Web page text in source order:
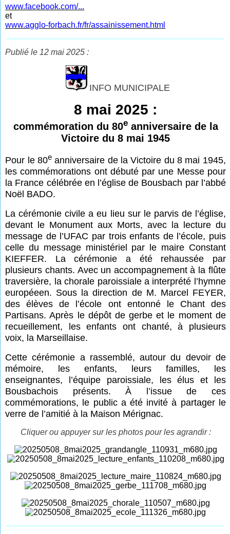
www.facebook.com/...
et
www.agglo-forbach.fr/fr/assainissement.html
Publié le 12 mai 2025 :
INFO MUNICIPALE
8 mai 2025 :
commémoration du 80eanniversaire de la
Victoire du 8 mai 1945
Pour le 80eanniversaire de la Victoire du 8 mai 1945,
les commémorations ont débuté par une Messe pour
la France célébrée en l’église de Bousbach par l’abbé
Noël BADO.
La cérémonie civile a eu lieu sur le parvis de l’église,
devant le Monument aux Morts, avec la lecture du
message de l’UFAC par trois enfants de l’école, puis
celle du message ministériel par le maire Constant
KIEFFER. La cérémonie a été rehaussée par
plusieurs chants. Avec un accompagnement à la flûte
traversière, la chorale paroissiale a interprété l’hymne
européeen. Sous la direction de M. Marcel FEYER,
des élèves de l’école ont entonné le Chant des
Partisans. Après le dépôt de gerbe et le moment de
recueillement, les enfants ont chanté, à plusieurs
voix, la Marseillaise.
Cette cérémonie a rassemblé, autour du devoir de
mémoire, les enfants, leurs familles, les
enseignantes, l’équipe paroissiale, les élus et les
Bousbachois présents. À l’issue de ces
commémorations, le public a été invité à partager le
verre de l’amitié à la Maison Mérignac.
Cliquer ou appuyer sur les photos pour les agrandir :